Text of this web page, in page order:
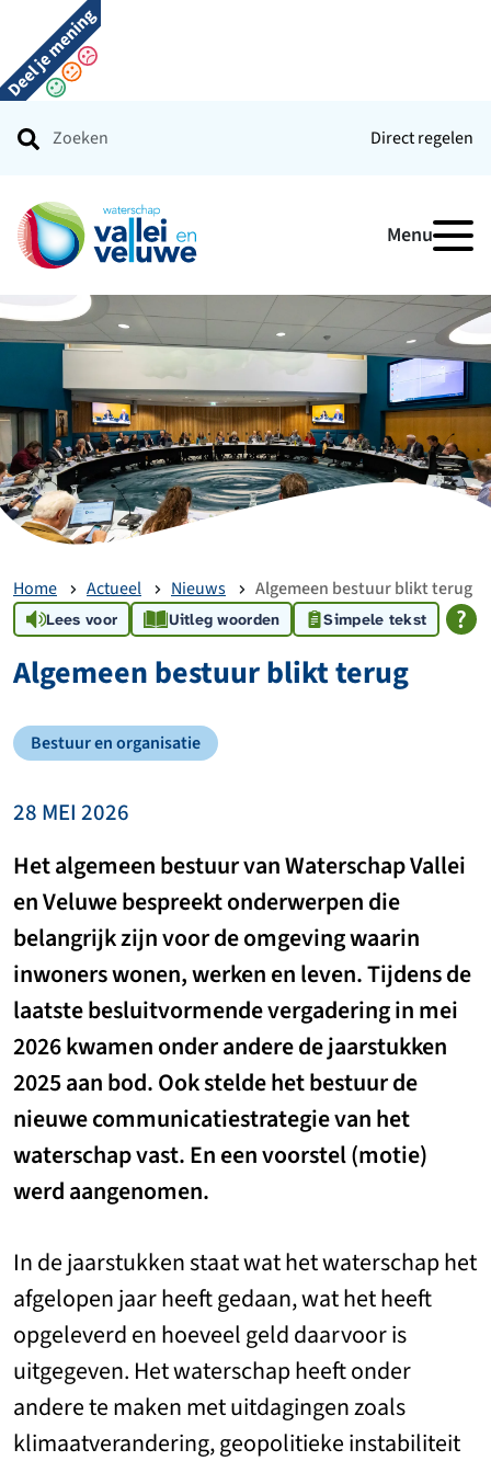
Direct regelen
Menu
Home Actueel Nieuws Algemeen bestuur blikt terug
Lees voor Uitleg woorden Simpele tekst
Algemeen bestuur blikt terug
Bestuur en organisatie
28 MEI 2026
Het algemeen bestuur van Waterschap Vallei
en Veluwe bespreekt onderwerpen die
belangrijk zijn voor de omgeving waarin
inwoners wonen, werken en leven. Tijdens de
laatste besluitvormende vergadering in mei
2026 kwamen onder andere de jaarstukken
2025 aan bod. Ook stelde het bestuur de
nieuwe communicatiestrategie van het
waterschap vast. En een voorstel (motie)
werd aangenomen.
In de jaarstukken staat wat het waterschap het
afgelopen jaar heeft gedaan, wat het heeft
opgeleverd en hoeveel geld daarvoor is
uitgegeven. Het waterschap heeft onder
andere te maken met uitdagingen zoals
klimaatverandering, geopolitieke instabiliteit